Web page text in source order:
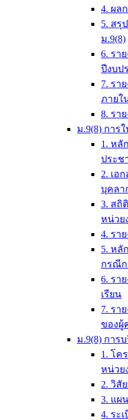
4. ผล
5. สรุ
ม.9(8)
6. รา
ปีงบป
7. รา
ภายใ
8. รา
ม.9(8) การ
1. หลั
ประช
2. เอ
บุคลา
3. สถิ
หน่วย
4. รา
5. หลั
กรณีก
6. รา
เรียน
7. รา
ของผู้
ม.9(8) การ
1. โค
หน่วย
2. วิสั
3. แผ
4. ระ